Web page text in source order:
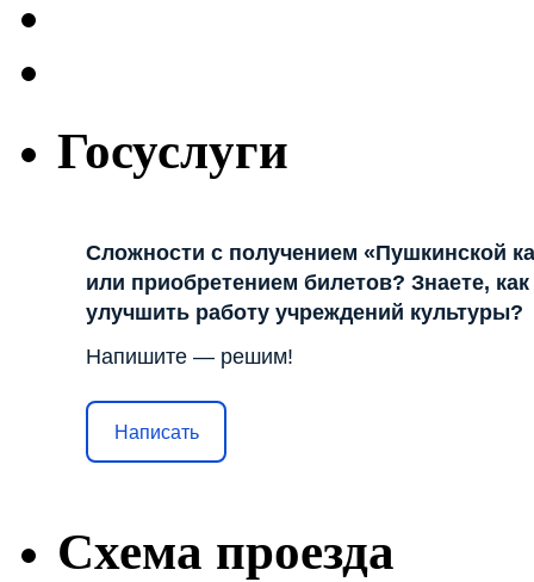
Госуслуги
Сложности с получением «Пушкинской
или приобретением билетов? Знаете, как
улучшить работу учреждений культуры?
Напишите — решим!
Написать
Схема проезда